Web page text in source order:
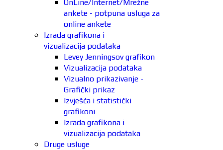
OnLine/Internet/Mrežne
ankete - potpuna usluga za
online ankete
Izrada grafikona i
vizualizacija podataka
Levey Jenningsov grafikon
Vizualizacija podataka
Vizualno prikazivanje -
Grafički prikaz
Izvješća i statistički
grafikoni
Izrada grafikona i
vizualizacija podataka
Druge usluge